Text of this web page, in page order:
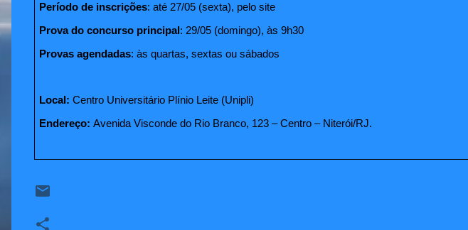
Período de inscrições: até 27/05 (sexta), pelo site
Prova do concurso principal : 29/05 (domingo), às 9h30
Provas agendadas: às quartas, sextas ou sábados
Local: Centro Universitário Plínio Leite (Unipli)
Endereço: Avenida Visconde do Rio Branco, 123 – Centro – Niterói/RJ.